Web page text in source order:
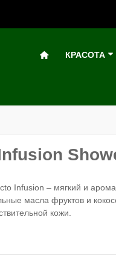
КРАСОТА
Infusion – мягкий и
масла фруктов и
кожи.